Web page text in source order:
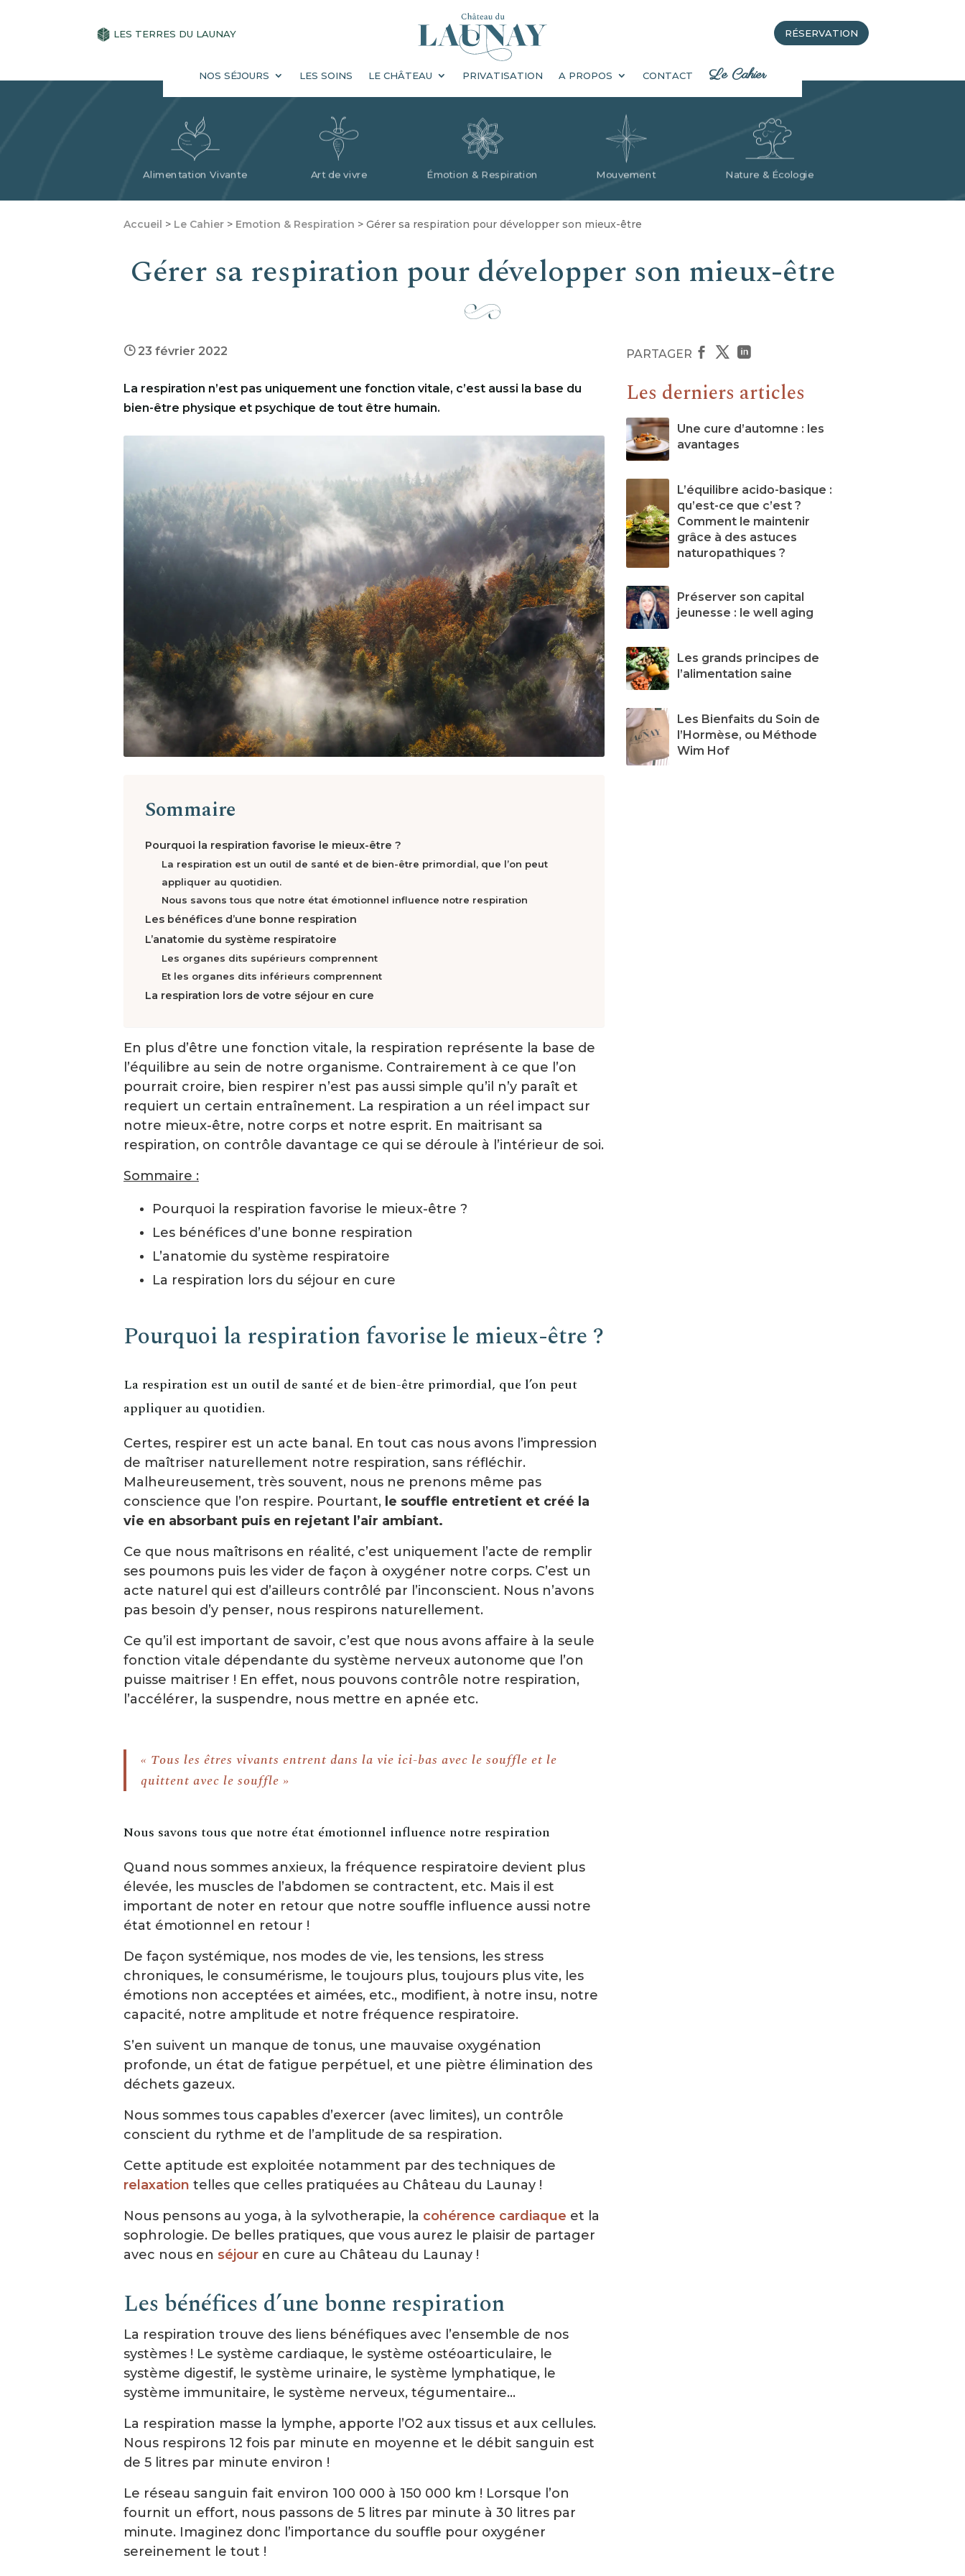
×
Le Château du Launay
a fermé ses portes
LES TERRES DU LAUNAY RÉSERVATION
NOS SÉJOURS LES SOINS LE CHÂTEAU PRIVATISATION A PROPOS CONTACT Le Cahier
PRIVATISATION A PROPOS RÉSERVATION
Alimentation Vivante Art de vivre Émotion & Respiration Mouvement Nature & Écologie
Accueil > Le Cahier > Emotion & Respiration > Gérer sa respiration pour développer son mieux-être
Gérer sa respiration pour développer son mieux-être
}23 février 2022
La respiration n’est pas uniquement une fonction vitale, c’est aussi la base du
bien-être physique et psychique de tout être humain.
Sommaire
Pourquoi la respiration favorise le mieux-être ?
La respiration est un outil de santé et de bien-être primordial, que l’on peut
appliquer au quotidien.
Nous savons tous que notre état émotionnel influence notre respiration
Les bénéfices d’une bonne respiration
L’anatomie du système respiratoire
Les organes dits supérieurs comprennent
Et les organes dits inférieurs comprennent
La respiration lors de votre séjour en cure
En plus d’être une fonction vitale, la respiration représente la base de
l’équilibre au sein de notre organisme. Contrairement à ce que l’on
pourrait croire, bien respirer n’est pas aussi simple qu’il n’y paraît et
requiert un certain entraînement. La respiration a un réel impact sur
notre mieux-être, notre corps et notre esprit. En maitrisant sa
respiration, on contrôle davantage ce qui se déroule à l’intérieur de soi.
Sommaire :
Pourquoi la respiration favorise le mieux-être ?
Les bénéfices d’une bonne respiration
L’anatomie du système respiratoire
La respiration lors du séjour en cure
Pourquoi la respiration favorise le mieux-être ?
La respiration est un outil de santé et de bien-être primordial, que l’on peut
appliquer au quotidien.
Certes, respirer est un acte banal. En tout cas nous avons l’impression
de maîtriser naturellement notre respiration, sans réfléchir.
Malheureusement, très souvent, nous ne prenons même pas
conscience que l’on respire. Pourtant, le souffle entretient et créé la
vie en absorbant puis en rejetant l’air ambiant.
Ce que nous maîtrisons en réalité, c’est uniquement l’acte de remplir
ses poumons puis les vider de façon à oxygéner notre corps. C’est un
acte naturel qui est d’ailleurs contrôlé par l’inconscient. Nous n’avons
pas besoin d’y penser, nous respirons naturellement.
Ce qu’il est important de savoir, c’est que nous avons affaire à la seule
fonction vitale dépendante du système nerveux autonome que l’on
puisse maitriser ! En effet, nous pouvons contrôle notre respiration,
l’accélérer, la suspendre, nous mettre en apnée etc.
« Tous les êtres vivants entrent dans la vie ici-bas avec le souffle et le
quittent avec le souffle »
Nous savons tous que notre état émotionnel influence notre respiration
Quand nous sommes anxieux, la fréquence respiratoire devient plus
élevée, les muscles de l’abdomen se contractent, etc. Mais il est
important de noter en retour que notre souffle influence aussi notre
état émotionnel en retour !
De façon systémique, nos modes de vie, les tensions, les stress
chroniques, le consumérisme, le toujours plus, toujours plus vite, les
émotions non acceptées et aimées, etc., modifient, à notre insu, notre
capacité, notre amplitude et notre fréquence respiratoire.
S’en suivent un manque de tonus, une mauvaise oxygénation
profonde, un état de fatigue perpétuel, et une piètre élimination des
déchets gazeux.
Nous sommes tous capables d’exercer (avec limites), un contrôle
conscient du rythme et de l’amplitude de sa respiration.
Cette aptitude est exploitée notamment par des techniques de
relaxation telles que celles pratiquées au Château du Launay !
Nous pensons au yoga, à la sylvotherapie, la cohérence cardiaque et la
sophrologie. De belles pratiques, que vous aurez le plaisir de partager
avec nous en séjour en cure au Château du Launay !
Les bénéfices d’une bonne respiration
La respiration trouve des liens bénéfiques avec l’ensemble de nos
systèmes ! Le système cardiaque, le système ostéoarticulaire, le
système digestif, le système urinaire, le système lymphatique, le
système immunitaire, le système nerveux, tégumentaire…
La respiration masse la lymphe, apporte l’O2 aux tissus et aux cellules.
Nous respirons 12 fois par minute en moyenne et le débit sanguin est
de 5 litres par minute environ !
Le réseau sanguin fait environ 100 000 à 150 000 km ! Lorsque l’on
fournit un effort, nous passons de 5 litres par minute à 30 litres par
minute. Imaginez donc l’importance du souffle pour oxygéner
sereinement le tout !
PARTAGER   
Les derniers articles
Une cure d’automne : les
avantages
L’équilibre acido-basique :
qu’est-ce que c’est ?
Comment le maintenir
grâce à des astuces
naturopathiques ?
Préserver son capital
jeunesse : le well aging
Les grands principes de
l’alimentation saine
Les Bienfaits du Soin de
l’Hormèse, ou Méthode
Wim Hof